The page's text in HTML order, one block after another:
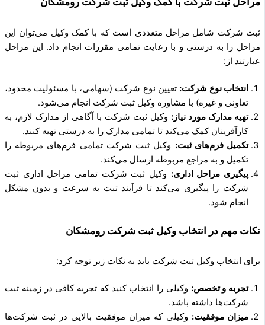
ثبت شرکت شامل مراحل متعددی است که با کمک وکیل می‌توان این
مراحل را به درستی و با رعایت تمامی مقررات انجام داد. این مراحل
عبارتند از:
انتخاب نوع شرکت: تعیین نوع شرکت (سهامی، با مسئولیت محدود،
تعاونی و غیره) با مشاوره وکیل ثبت شرکت انجام می‌شود.
تهیه مدارک مورد نیاز: وکیل ثبت شرکت با آگاهی از مدارک لازم، به
کارآفرینان کمک می‌کند تا تمامی مدارک را به درستی تهیه کنند.
تکمیل فرم‌های ثبت: وکیل ثبت شرکت تمامی فرم‌های مربوطه را
تکمیل و به مراجع مربوطه ارسال می‌کند.
پیگیری مراحل اداری: وکیل ثبت شرکت تمامی مراحل اداری ثبت
شرکت را پیگیری می‌کند تا فرآیند ثبت به سرعت و بدون مشکل
انجام شود.
نکات مهم در انتخاب وکیل ثبت شرکت رومشکان
برای انتخاب وکیل ثبت شرکت باید به نکات زیر توجه کرد:
تجربه و تخصص: وکیلی را انتخاب کنید که تجربه کافی در زمینه ثبت
شرکت‌ها داشته باشد.
میزان موفقیت: وکیلی که میزان موفقیت بالایی در ثبت شرکت‌ها